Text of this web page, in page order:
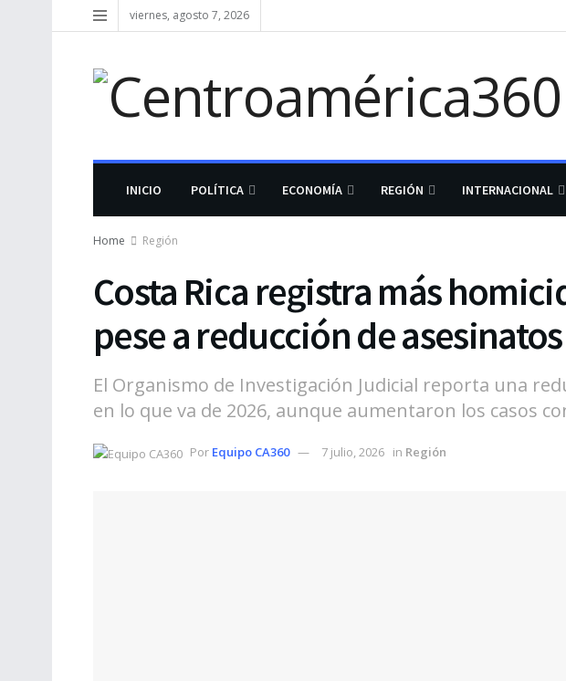
viernes, agosto 7, 2026
INICIO POLÍTICA ECONOMÍA REGIÓN INTERNACIONAL
Home Región
Costa Rica registra más
pese a reducción de
El Organismo de Investigación Judicial reporta una
en lo que va de 2026, aunque aumentaron los casos
Por Equipo CA360 7 julio, 2026 in Región